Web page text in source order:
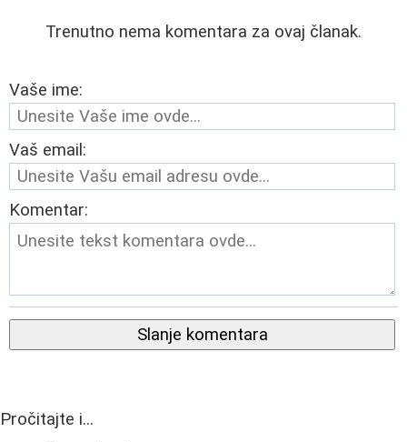
Trenutno nema komentara za ovaj članak.
Vaše ime:
Vaš email:
Komentar:
Slanje komentara
Pročitajte i...